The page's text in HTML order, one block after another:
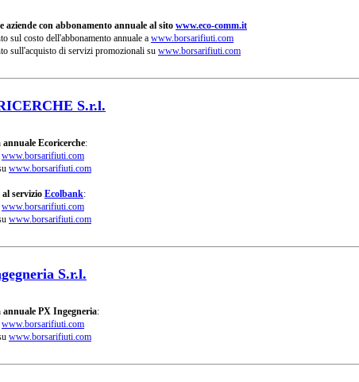
aziende con abbonamento annuale al sito www.eco-comm.it
sul costo dell'abbonamento annuale a www.borsarifiuti.com
sull'acquisto di servizi promozionali su www.borsarifiuti.com
S.r.l.
Ecoricerche:
www.borsarifiuti.com
www.borsarifiuti.com
servizio Ecolbank:
www.borsarifiuti.com
www.borsarifiuti.com
S.r.l.
annuale PX Ingegneria:
www.borsarifiuti.com
www.borsarifiuti.com